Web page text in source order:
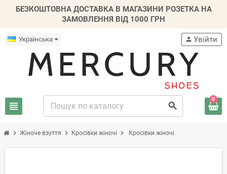
БЕЗКОШТОВНА ДОСТАВКА В МАГАЗИНИ РОЗЕТКА НА
ЗАМОВЛЕННЯ ВІД 1000 ГРН
Українська
view_headline search
person Увійти
0
chevron_right Жіноче взуття chevron_right Кросівки жіночі chevron_right Кросівки жіночі